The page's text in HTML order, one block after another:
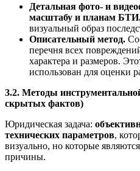
Детальная фото- и
масштабу и планам
визуальный образ
Описательный метод.
перечня всех
характера и размеров.
использован для оценки
3.2. Методы
скрытых фактов)
Юридическая задача:
технических параметров,
визуально, но которые
причины.